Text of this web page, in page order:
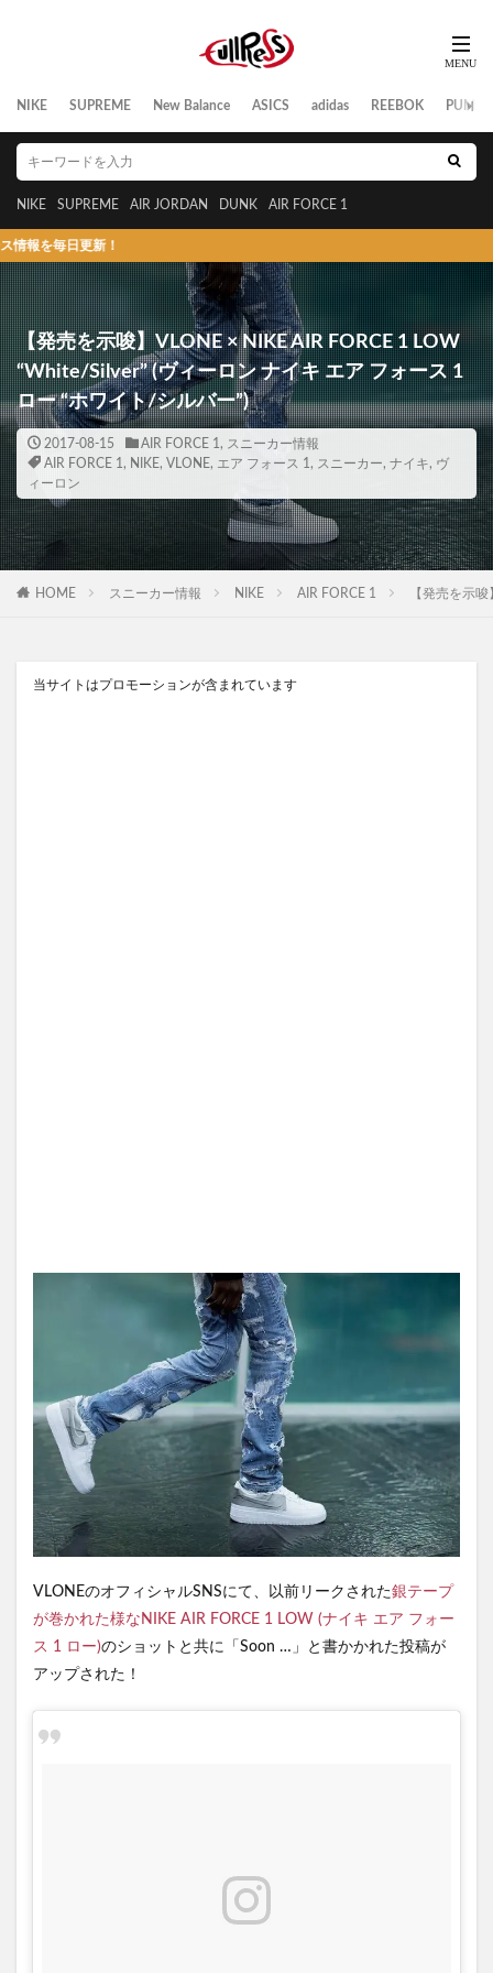
NIKE SUPREME New Balance ASICS adidas REEBOK PUMA
NIKE SUPREME AIR JORDAN DUNK AIR FORCE 1
更新！
【発売を示唆】VLONE × NIKE AIR FORCE 1 LOW
“White/Silver” (ヴィーロン ナイキ エア フォース 1
ロー “ホワイト/シルバー”)
2017-08-15 AIR FORCE 1 , スニーカー情報
AIR FORCE 1 , NIKE, VLONE, エア フォース 1 , スニーカー, ナイキ, ヴ
ィーロン
HOME スニーカー情報 NIKE AIR FORCE 1 【発売を示
当サイトはプロモーションが含まれています
VLONEのオフィシャルSNSにて、以前リークされた銀テープ
が巻かれた様なNIKE AIR FORCE 1 LOW (ナイキ エア フォー
ス 1 ロー)のショットと共に「Soon …」と書かかれた投稿が
アップされた！